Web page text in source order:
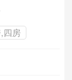
四房